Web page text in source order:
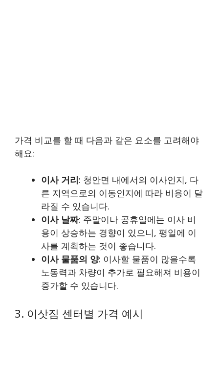
가격 비교를 할 때 다음과 같은 요소를 고려해야
해요:
이사 거리: 청안면 내에서의 이사인지, 다
른 지역으로의 이동인지에 따라 비용이 달
라질 수 있습니다.
이사 날짜: 주말이나 공휴일에는 이사 비
용이 상승하는 경향이 있으니, 평일에 이
사를 계획하는 것이 좋습니다.
이사 물품의 양: 이사할 물품이 많을수록
노동력과 차량이 추가로 필요해져 비용이
증가할 수 있습니다.
3. 이삿짐 센터별 가격 예시